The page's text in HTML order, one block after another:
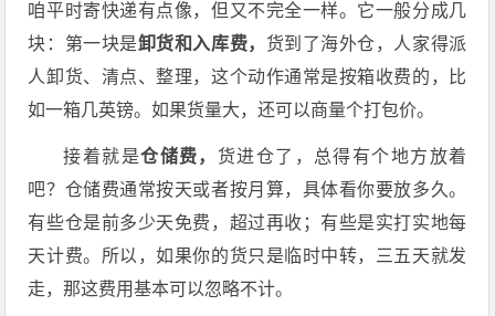
咱平时寄快递有点像，但又不完全一样。它一般分成几
块：第一块是卸货和入库费， 货到了海外仓，人家得派
人卸货、清点、整理，这个动作通常是按箱收费的，比
如一箱几英镑。如果货量大，还可以商量个打包价。
接着就是仓储费， 货进仓了，总得有个地方放着
吧？仓储费通常按天或者按月算，具体看你要放多久。
有些仓是前多少天免费，超过再收；有些是实打实地每
天计费。所以，如果你的货只是临时中转，三五天就发
走，那这费用基本可以忽略不计。